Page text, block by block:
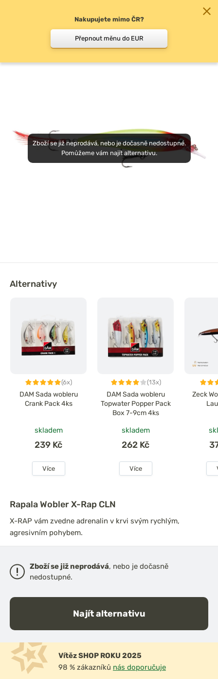
Zboží se již neprodává, nebo je dočasně nedostupné.
Pomůžeme vám najít alternativu.
Alternativy
(6x)
DAM Sada wobleru
Crank Pack 4ks
skladem
239 Kč
Více
(13x)
DAM Sada wobleru
Topwater Popper Pack
Box 7-9cm 4ks
skladem
262 Kč
Více
Zeck
Rapala Wobler X-Rap CLN
X-RAP vám zvedne adrenalin v krvi svým rychlým,
agresivním pohybem.
Zboží se již neprodává, nebo je dočasně
nedostupné.
Najít alternativu
Vítěz SHOP ROKU 2025
98 % zákazníků nás doporučuje
Nakupujete mimo ČR?
Přepnout měnu do EUR